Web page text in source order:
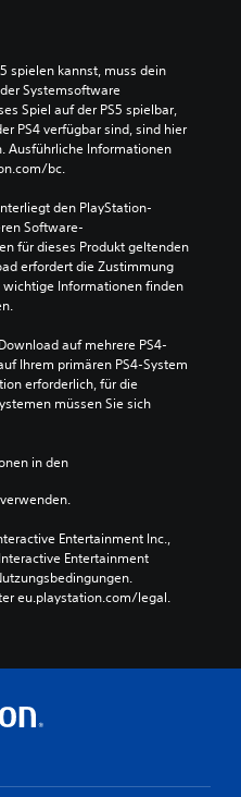
spielen kannst, muss dein
Systemsoftware
Spiel auf der PS5 spielbar,
PS4 verfügbar sind, sind hier
Ausführliche Informationen
bc.
den PlayStation-
Software-
für dieses Produkt geltenden
erfordert die Zustimmung
Informationen finden
auf mehrere PS4-
Ihrem primären PS4-System
erforderlich, für die
müssen Sie sich
in den
Entertainment Inc.,
Entertainment
eu.playstation.com/legal.